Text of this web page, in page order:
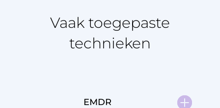
Vaak toegepaste
technieken
EMDR